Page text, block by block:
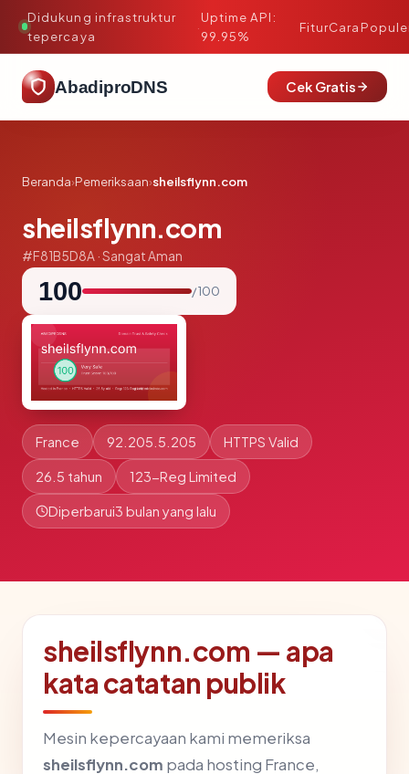
Didukung infrastruktur
tepercaya
·
Uptime API:
99.95%
FiturCara
AbadiproDNS Cek Gratis
Beranda›Pemeriksaan›sheilsflynn.com
sheilsflynn.com
#F81B5D8A · Sangat Aman
100 / 100
France 92.205.5.205 HTTPS Valid
26.5 tahun 123-Reg Limited
Diperbarui3 bulan yang lalu
sheilsflynn.com — apa
kata catatan publik
Mesin kepercayaan kami memeriksa
sheilsflynn.com pada hosting France,